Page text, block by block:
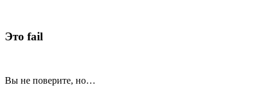
Это fail
Вы не поверите, но…